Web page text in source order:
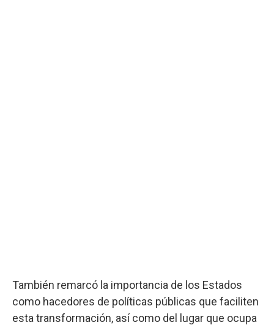
También remarcó la importancia de los Estados
como hacedores de políticas públicas que faciliten
esta transformación, así como del lugar que ocupa